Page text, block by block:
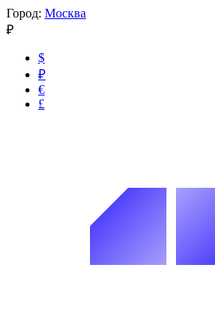
Город: Москва
₽
$
₽
€
£